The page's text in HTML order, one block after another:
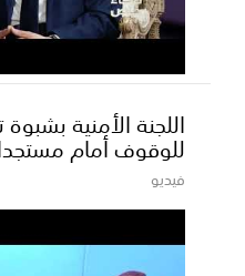
اللجنة الأمنية بشبوة
للوقوف أمام
فيديو